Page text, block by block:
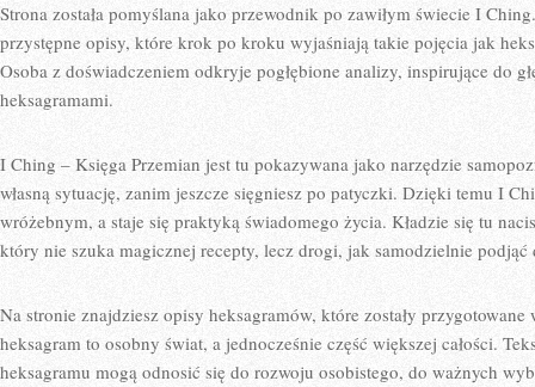
Strona została pomyślana jako przewodnik po zawiłym świecie I
przystępne opisy, które krok po kroku wyjaśniają takie pojęcia jak
Osoba z doświadczeniem odkryje pogłębione analizy, inspirujące do
heksagramami.
I Ching – Księga Przemian jest tu pokazywana jako narzędzie
własną sytuację, zanim jeszcze sięgniesz po patyczki. Dzięki temu I
wróżebnym, a staje się praktyką świadomego życia. Kładzie się tu
który nie szuka magicznej recepty, lecz drogi, jak samodzielnie podjąć
Na stronie znajdziesz opisy heksagramów, które zostały
heksagram to osobny świat, a jednocześnie część większej całości.
heksagramu mogą odnosić się do rozwoju osobistego, do ważnych